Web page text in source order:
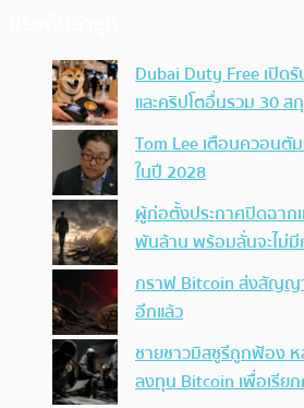
Dubai Duty Free เปิด
และคริปโตอื่นรวม 30 ส
Tom Lee เตือนควอนตั
ในปี 2028
ผู้ก่อตั้งประกาศปิดฉาก
พันล้าน พร้อมลั่นจะไม่
กราฟ Bitcoin ส่งสัญญ
อีกแล้ว
ชายชาวมิสซูรีถูกฟ้อง
ลงทุน Bitcoin เพื่อเรีย